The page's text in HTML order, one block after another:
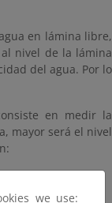
en lámina libre,
nivel de la lámina
del agua. Por lo
en medir la
mayor será el nivel
we use: